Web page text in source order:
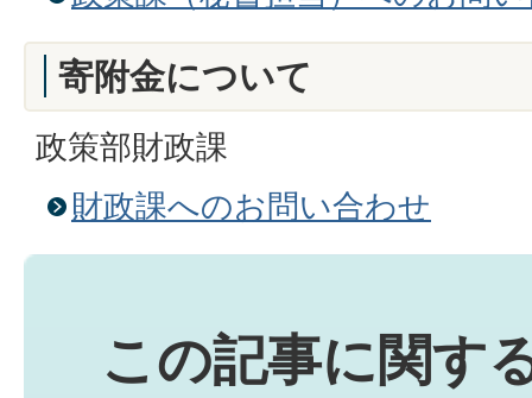
寄附金について
政策部財政課
財政課へのお問い合わせ
この記事に関す